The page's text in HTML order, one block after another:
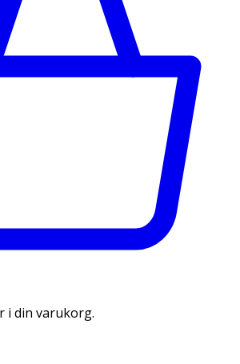
i din varukorg.